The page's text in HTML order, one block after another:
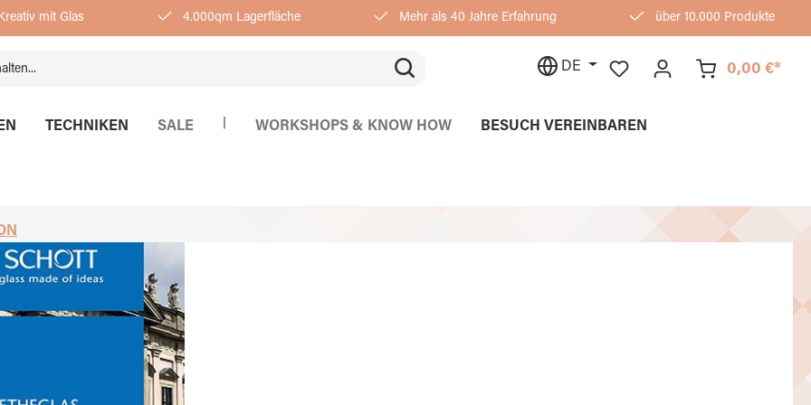
Kreativ mit Glas 4.000qm Lagerfläche Mehr als 40 Jahre Erfahrung über 10.000 Produkte
DE 0,00 €*
TECHNIKEN SALE WORKSHOPS & KNOW HOW BESUCH VEREINBAREN